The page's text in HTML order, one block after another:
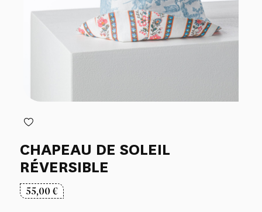
CHAPEAU DE SOLEIL
RÉVERSIBLE
55,00€